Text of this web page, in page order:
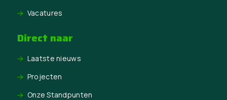
Vacatures
Direct naar
Laatste nieuws
Projecten
Onze Standpunten